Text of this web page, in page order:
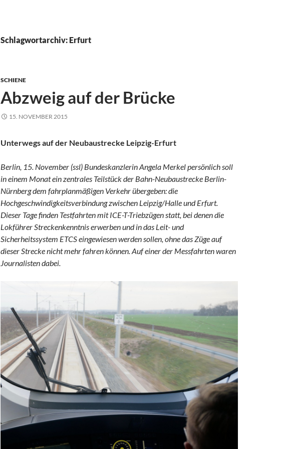
Schlagwortarchiv: Erfurt
SCHIENE
Abzweig auf der Brücke
15. NOVEMBER 2015
Unterwegs auf der Neubaustrecke Leipzig-Erfurt
Berlin, 15. November (ssl) Bundeskanzlerin Angela Merkel persönlich soll
in einem Monat ein zentrales Teilstück der Bahn-Neubaustrecke Berlin-
Nürnberg dem fahrplanmäßigen Verkehr übergeben: die
Hochgeschwindigkeitsverbindung zwischen Leipzig/Halle und Erfurt.
Dieser Tage finden Testfahrten mit ICE-T-Triebzügen statt, bei denen die
Lokführer Streckenkenntnis erwerben und in das Leit- und
Sicherheitssystem ETCS eingewiesen werden sollen, ohne das Züge auf
dieser Strecke nicht mehr fahren können. Auf einer der Messfahrten waren
Journalisten dabei.